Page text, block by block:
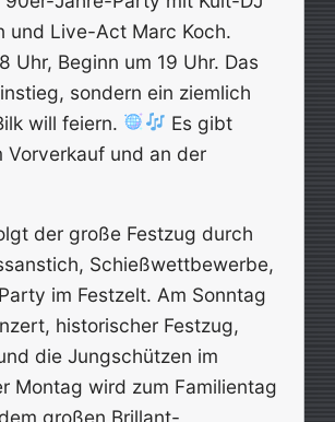
und Live-Act Marc Koch.
Uhr, Beginn um 19 Uhr. Das
sondern ein ziemlich
will feiern.
Es gibt
Vorverkauf und an der
der große Festzug durch
Schießwettbewerbe,
im Festzelt. Am Sonntag
historischer Festzug,
die Jungschützen im
Montag wird zum Familientag
großen Brillant-